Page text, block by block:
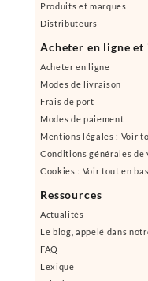
Produits et marques
Distributeurs
Acheter en ligne
Acheter en ligne
Modes de livraison
Frais de port
Modes de paiement
Mentions légales : Voir
Conditions générales de
Cookies : Voir tout en
Ressources
Actualités
Le blog, appelé dans
FAQ
Lexique